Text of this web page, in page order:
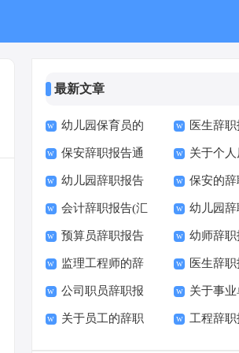
最新文章
幼儿园保育员的
辞职报告15篇
医生辞
用15篇
保安辞职报告通
用15篇
关于个
辞职报告15
幼儿园辞职报告
(合集15篇)
保安的
汇编15篇
会计辞职报告(汇
编15篇)
幼儿园
(集锦15篇)
预算员辞职报告 幼师辞职
篇
监理工程师的辞
职报告
医生辞
集15篇
公司职员辞职报
告集合15篇
关于事
辞职报告范
关于员工的辞职 工程辞